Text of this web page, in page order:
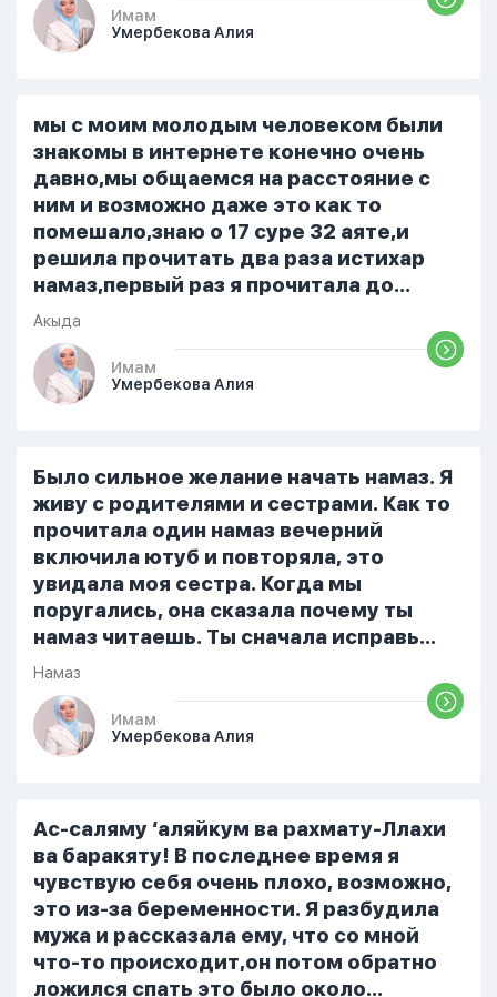
немного времени и любви" он никогда
не свободен для меня. С 7 утра до 8
только ночью, иногда засыпаю одна.
Мы пытались ему говорить что так
нельзя но он всё равно делает...
Имам
Умербекова Алия
мы с моим молодым человеком были
знакомы в интернете конечно очень
давно,мы общаемся на расстояние с
ним и возможно даже это как то
помешало,знаю о 17 суре 32 аяте,и
решила прочитать два раза истихар
намаз,первый раз я прочитала до
«Аср» намаза и сначала было
тревожно,позже стало спокойно и в
голову начали лезть только хорошие
мысли,во второй раз когда я решила в
русский,потому что боялась
ошибиться и то что намаз не
примется,совершила истихар во время
тахаджуд...
Акыда
Имам
Умербекова Алия
Было сильное желание начать намаз. Я
живу с родителями и сестрами. Как то
прочитала один намаз вечерний
включила ютуб и повторяла, это
увидала моя сестра. Когда мы
поругались, она сказала почему ты
намаз читаешь. Ты сначала исправь
себя. После этого я не вставала на
намаз и не видела жайнамаз. Я просто
уже так не могу читать, смотреть . Дуа
я делаю скрытно если делаю дома. Я
От родных же людей.
Намаз
Имам
Умербекова Алия
Ас-саляму ‘аляйкум ва рахмату-Ллахи
ва баракяту! В последнее время я
чувствую себя очень плохо, возможно,
это из-за беременности. Я разбудила
мужа и рассказала ему, что со мной
что-то происходит,он потом обратно
ложился спать это было около